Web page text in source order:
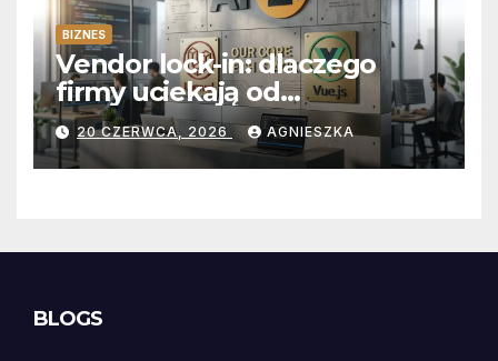
BIZNES
Vendor lock-in: dlaczego
firmy uciekają od
abonamentów do własnego
kodu
20 CZERWCA, 2026 AGNIESZKA
BLOGS